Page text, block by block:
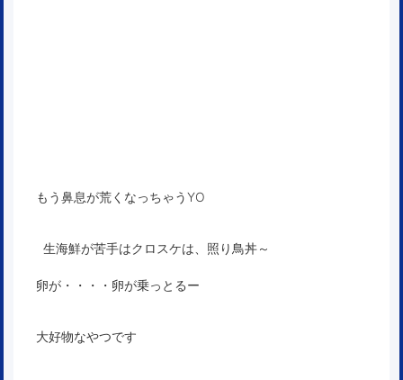
もう鼻息が荒くなっちゃうYO
生海鮮が苦手はクロスケは、照り鳥丼～
卵が・・・・卵が乗っとるー
大好物なやつです